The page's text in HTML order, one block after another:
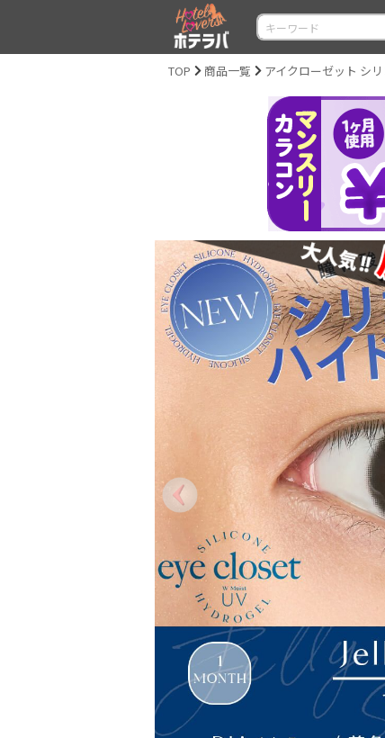
TOP 商品一覧 アイクローゼット シ